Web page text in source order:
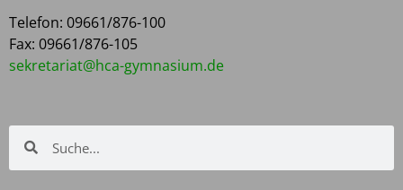
Telefon: 09661/876-100
Fax: 09661/876-105
ed.mu
isanm
yg-ac
h@tai
rater
kes